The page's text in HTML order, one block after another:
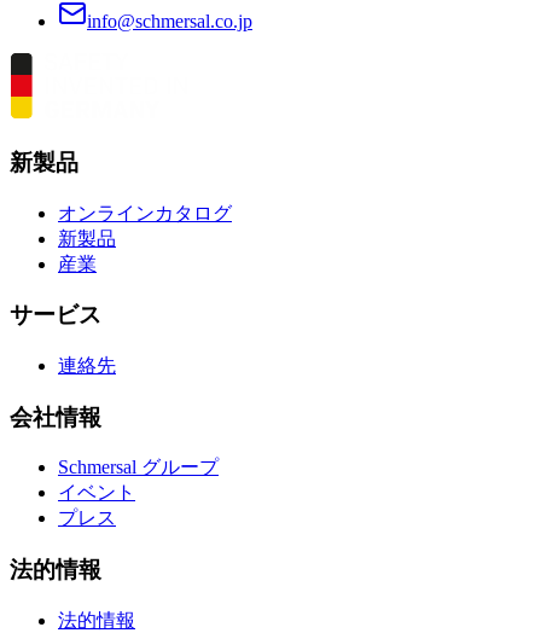
info@schmersal.co.jp
新製品
オンラインカタログ
新製品
産業
サービス
連絡先
会社情報
Schmersal グループ
イベント
プレス
法的情報
法的情報